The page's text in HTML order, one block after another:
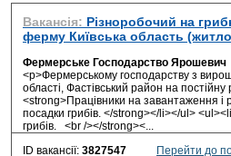
Вакансія: Різноробочий на
ферму Київська область
Фермерське Господарство Ярошевич
<p>Фермерському господарству з
області, Фастівський район на
<strong>Працівники на завантаження і
посадки грибів. </strong></li></ul>
грибів. <br /></strong><...
ID вакансії: 3827547 Перейти до